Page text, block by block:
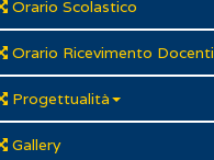
Orario Scolastico
Orario Ricevimento Docenti
Progettualità
Gallery